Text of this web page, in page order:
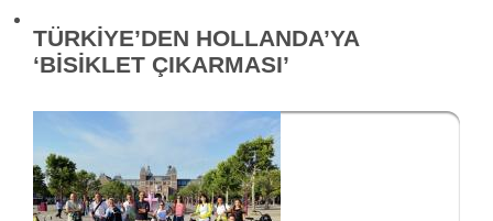
TÜRKİYE’DEN HOLLANDA’YA
‘BİSİKLET ÇIKARMASI’